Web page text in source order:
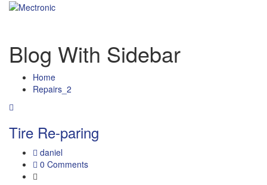
Blog With Sidebar
Home
Repairs_2
Tire Re-paring
daniel
0 Comments